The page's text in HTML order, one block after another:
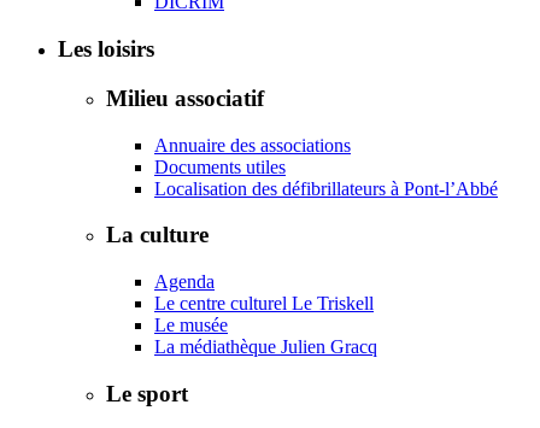
Les loisirs
Milieu associatif
Annuaire des associations
Documents utiles
Localisation des défibrillateurs à Pont-l’Abbé
La culture
Agenda
Le centre culturel Le Triskell
Le musée
La médiathèque Julien Gracq
Le sport